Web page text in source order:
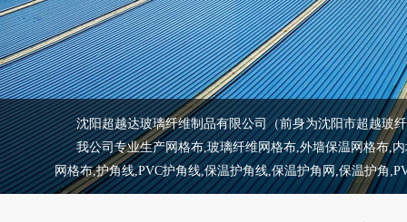
沈阳超越达玻璃纤维制品有限公司（前身为沈阳市超越玻纤
我公司专业生产网格布,玻璃纤维网格布,外墙保温网格布,内
网格布,护角线,PVC护角线,保温护角线,保温护角网,保温护角